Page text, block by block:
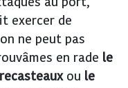
exercer de
ne peut pas
en rade le
ou le